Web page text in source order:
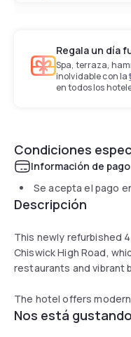
Regala un día
Spa, terraza,
inolvidable con la
en todos los
Condiciones
Información de pago
Se acepta el pago
Descripción
This newly refurbished
Chiswick High Road,
restaurants and vibrant
The hotel offers
stylish bar and
Nos está gustando